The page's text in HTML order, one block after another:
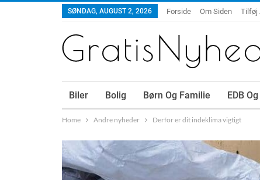
SØNDAG, AUGUST 2, 2026 Forside Om Siden Tilføj
Biler Bolig Børn Og Familie EDB
Home Andre nyheder Derfor er dit indeklima vigtigt